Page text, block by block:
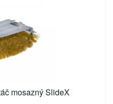
mosazný SlideX